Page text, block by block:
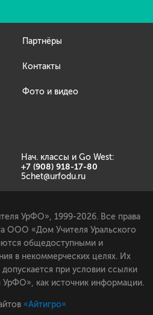
Партнёры
Контакты
Фото и видео
Нач. классы и Go West:
+7 (908) 918-17-80
5chet@urfodu.ru
УрФО», 1999-2026. Все права
ООО «Дом Учителя Уральского
общедоступными и
в некоммерческих целях. Их
при условии ссылки
как источник информации.
«Айтигро»